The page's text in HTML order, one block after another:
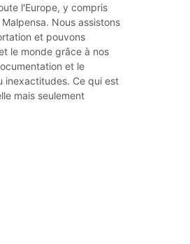
l'Europe, y compris
Nous assistons
et pouvons
le monde grâce à nos
et le
inexactitudes. Ce qui est
mais seulement